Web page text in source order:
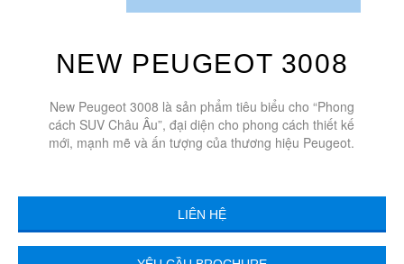
NEW PEUGEOT 3008
New Peugeot 3008 là sản phẩm tiêu biểu cho “Phong
cách SUV Châu Âu”, đại diện cho phong cách thiết kế
mới, mạnh mẽ và ấn tượng của thương hiệu Peugeot.
LIÊN HỆ